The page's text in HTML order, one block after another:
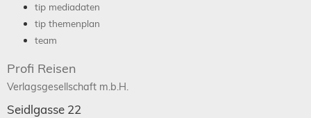
tip mediadaten
tip themenplan
team
Profi Reisen
Verlagsgesellschaft m.b.H.
Seidlgasse 22